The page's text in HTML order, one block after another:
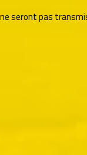
seront pas